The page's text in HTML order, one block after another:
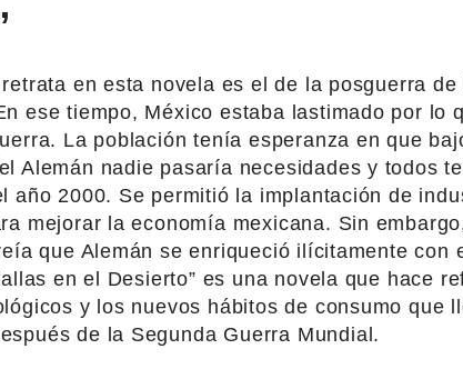
en esta novela es el de la posguerra de
ese tiempo, México estaba lastimado por lo
La población tenía esperanza en que
Alemán nadie pasaría necesidades y todos
año 2000. Se permitió la implantación de
mejorar la economía mexicana. Sin
que Alemán se enriqueció ilícitamente con
en el Desierto” es una novela que hace
y los nuevos hábitos de consumo que
de la Segunda Guerra Mundial.